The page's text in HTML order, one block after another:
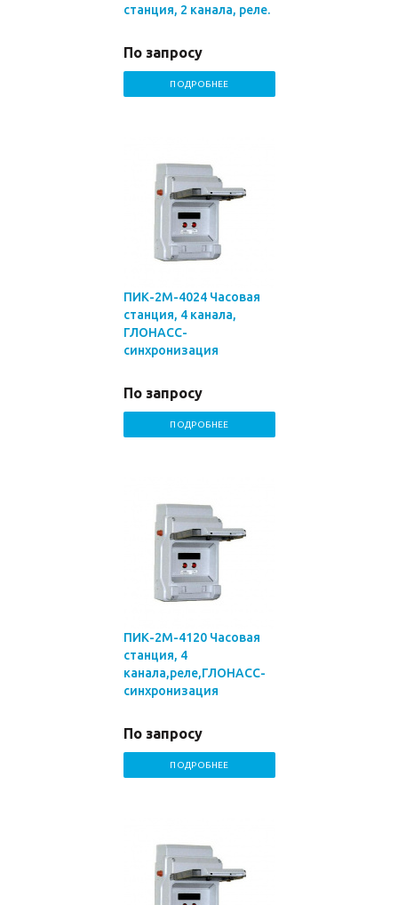
станция, 2 канала, реле.
По запросу
ПОДРОБНЕЕ
ПИК-2М-4024 Часовая
станция, 4 канала,
ГЛОНАСС-
синхронизация
По запросу
ПОДРОБНЕЕ
ПИК-2М-4120 Часовая
станция, 4
канала,реле,ГЛОНАСС-
синхронизация
По запросу
ПОДРОБНЕЕ